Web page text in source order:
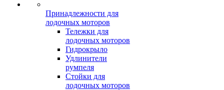
Принадлежности для
лодочных моторов
Тележки для
лодочных моторов
Гидрокрыло
Удлинители
румпеля
Стойки для
лодочных моторов